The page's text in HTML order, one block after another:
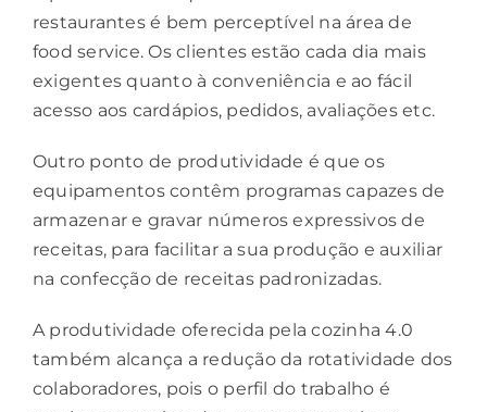
restaurantes é bem perceptível na área de
food service. Os clientes estão cada dia mais
exigentes quanto à conveniência e ao fácil
acesso aos cardápios, pedidos, avaliações etc.
Outro ponto de produtividade é que os
equipamentos contêm programas capazes de
armazenar e gravar números expressivos de
receitas, para facilitar a sua produção e auxiliar
na confecção de receitas padronizadas.
A produtividade oferecida pela cozinha 4.0
também alcança a redução da rotatividade dos
colaboradores, pois o perfil do trabalho é